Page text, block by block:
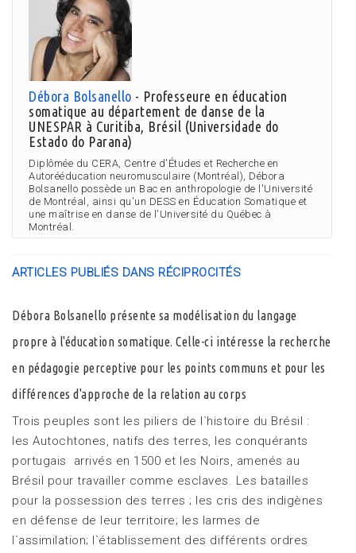
Débora Bolsanello - Professeure en éducation
somatique au département de danse de la
UNESPAR à Curitiba, Brésil (Universidade do
Estado do Parana)
Diplômée du CERA, Centre d'Études et Recherche en
Autorééducation neuromusculaire (Montréal), Débora
Bolsanello possède un Bac en anthropologie de l'Université
de Montréal, ainsi qu'un DESS en Éducation Somatique et
une maîtrise en danse de l'Université du Québec à
Montréal.
ARTICLES PUBLIÉS DANS RÉCIPROCITÉS
Débora Bolsanello présente sa modélisation du langage
propre à l'éducation somatique. Celle-ci intéresse la recherche
en pédagogie perceptive pour les points communs et pour les
différences d'approche de la relation au corps
Trois peuples sont les piliers de l`histoire du Brésil :
les Autochtones, natifs des terres, les conquérants
portugais arrivés en 1500 et les Noirs, amenés au
Brésil pour travailler comme esclaves. Les batailles
pour la possession des terres ; les cris des indigènes
en défense de leur territoire; les larmes de
l`assimilation; l`établissement des différents ordres